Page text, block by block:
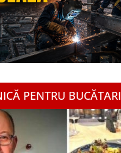
PENTRU BUCĂTARI